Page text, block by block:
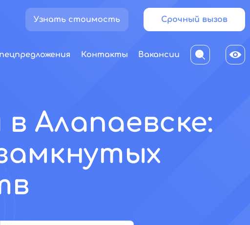
Узнать стоимость Срочный вызов
Контакты Вакансии
Алапаевске: